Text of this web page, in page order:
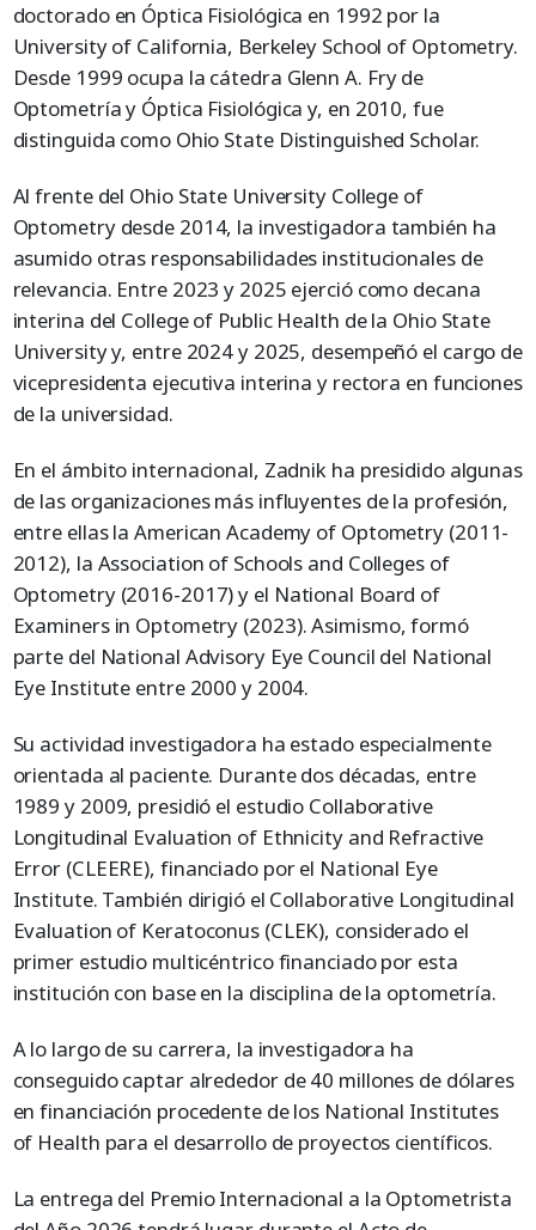
doctorado en Óptica Fisiológica en 1992 por la
University of California, Berkeley School of Optometry.
Desde 1999 ocupa la cátedra Glenn A. Fry de
Optometría y Óptica Fisiológica y, en 2010, fue
distinguida como Ohio State Distinguished Scholar.
Al frente del Ohio State University College of
Optometry desde 2014, la investigadora también ha
asumido otras responsabilidades institucionales de
relevancia. Entre 2023 y 2025 ejerció como decana
interina del College of Public Health de la Ohio State
University y, entre 2024 y 2025, desempeñó el cargo de
vicepresidenta ejecutiva interina y rectora en funciones
de la universidad.
En el ámbito internacional, Zadnik ha presidido algunas
de las organizaciones más influyentes de la profesión,
entre ellas la American Academy of Optometry (2011-
2012), la Association of Schools and Colleges of
Optometry (2016-2017) y el National Board of
Examiners in Optometry (2023). Asimismo, formó
parte del National Advisory Eye Council del National
Eye Institute entre 2000 y 2004.
Su actividad investigadora ha estado especialmente
orientada al paciente. Durante dos décadas, entre
1989 y 2009, presidió el estudio Collaborative
Longitudinal Evaluation of Ethnicity and Refractive
Error (CLEERE), financiado por el National Eye
Institute. También dirigió el Collaborative Longitudinal
Evaluation of Keratoconus (CLEK), considerado el
primer estudio multicéntrico financiado por esta
institución con base en la disciplina de la optometría.
A lo largo de su carrera, la investigadora ha
conseguido captar alrededor de 40 millones de dólares
en financiación procedente de los National Institutes
of Health para el desarrollo de proyectos científicos.
La entrega del Premio Internacional a la Optometrista